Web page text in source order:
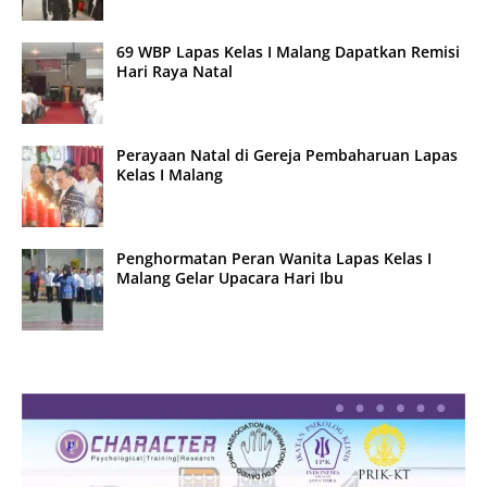
69 WBP Lapas Kelas I Malang Dapatkan Remisi
Hari Raya Natal
Perayaan Natal di Gereja Pembaharuan Lapas
Kelas I Malang
Penghormatan Peran Wanita Lapas Kelas I
Malang Gelar Upacara Hari Ibu